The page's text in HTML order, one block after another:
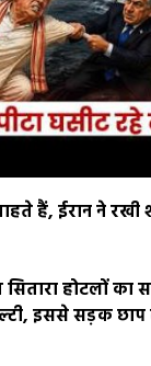
हैं, ईरान ने रखी
सितारा होटलों
इससे सड़क छाप